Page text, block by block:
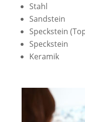
Stahl
Sandstein
Speckstein
Speckstein
Keramik